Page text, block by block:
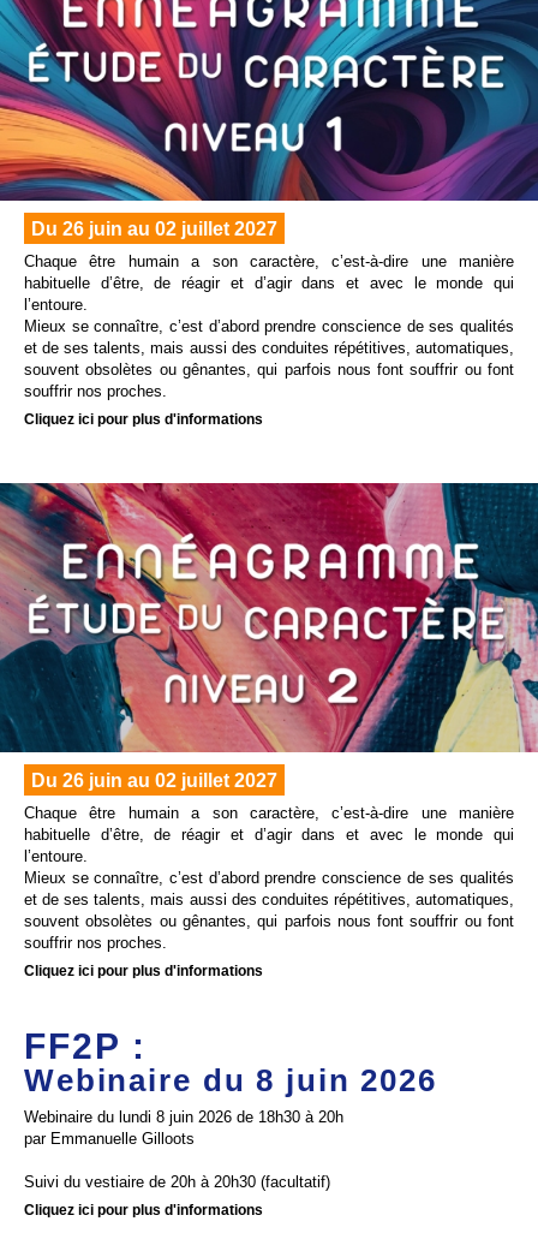
Du 26 juin au 02 juillet 2027
Chaque être humain a son caractère, c’est-à-dire une manière
habituelle d’être, de réagir et d’agir dans et avec le monde qui
l’entoure.
Mieux se connaître, c’est d’abord prendre conscience de ses qualités
et de ses talents, mais aussi des conduites répétitives, automatiques,
souvent obsolètes ou gênantes, qui parfois nous font souffrir ou font
souffrir nos proches.
Cliquez ici pour plus d'informations
Du 26 juin au 02 juillet 2027
Chaque être humain a son caractère, c’est-à-dire une manière
habituelle d’être, de réagir et d’agir dans et avec le monde qui
l’entoure.
Mieux se connaître, c’est d’abord prendre conscience de ses qualités
et de ses talents, mais aussi des conduites répétitives, automatiques,
souvent obsolètes ou gênantes, qui parfois nous font souffrir ou font
souffrir nos proches.
Cliquez ici pour plus d'informations
FF2P :
Webinaire du 8 juin 2026
Webinaire du lundi 8 juin 2026 de 18h30 à 20h
par Emmanuelle Gilloots
Suivi du vestiaire de 20h à 20h30 (facultatif)
Cliquez ici pour plus d'informations